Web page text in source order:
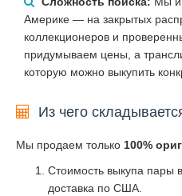
Америке — на закрытых
коллекционеров и
придумываем цены, а
которую можно выкупить
Из чего
Мы продаем только 100%
Стоимость выкупа пары
доставка по США.